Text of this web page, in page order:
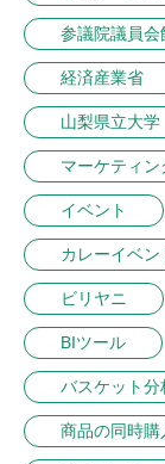
参議院議員会
経済産業省
山梨県立大学
マーケティ
イベント
カレーイベン
ビリヤニ
BIツール
バスケット分
商品の同時購